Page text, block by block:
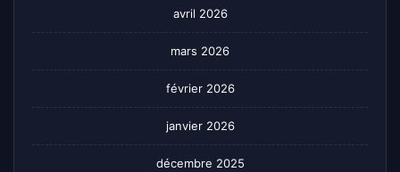
avril 2026
mars 2026
février 2026
janvier 2026
décembre 2025